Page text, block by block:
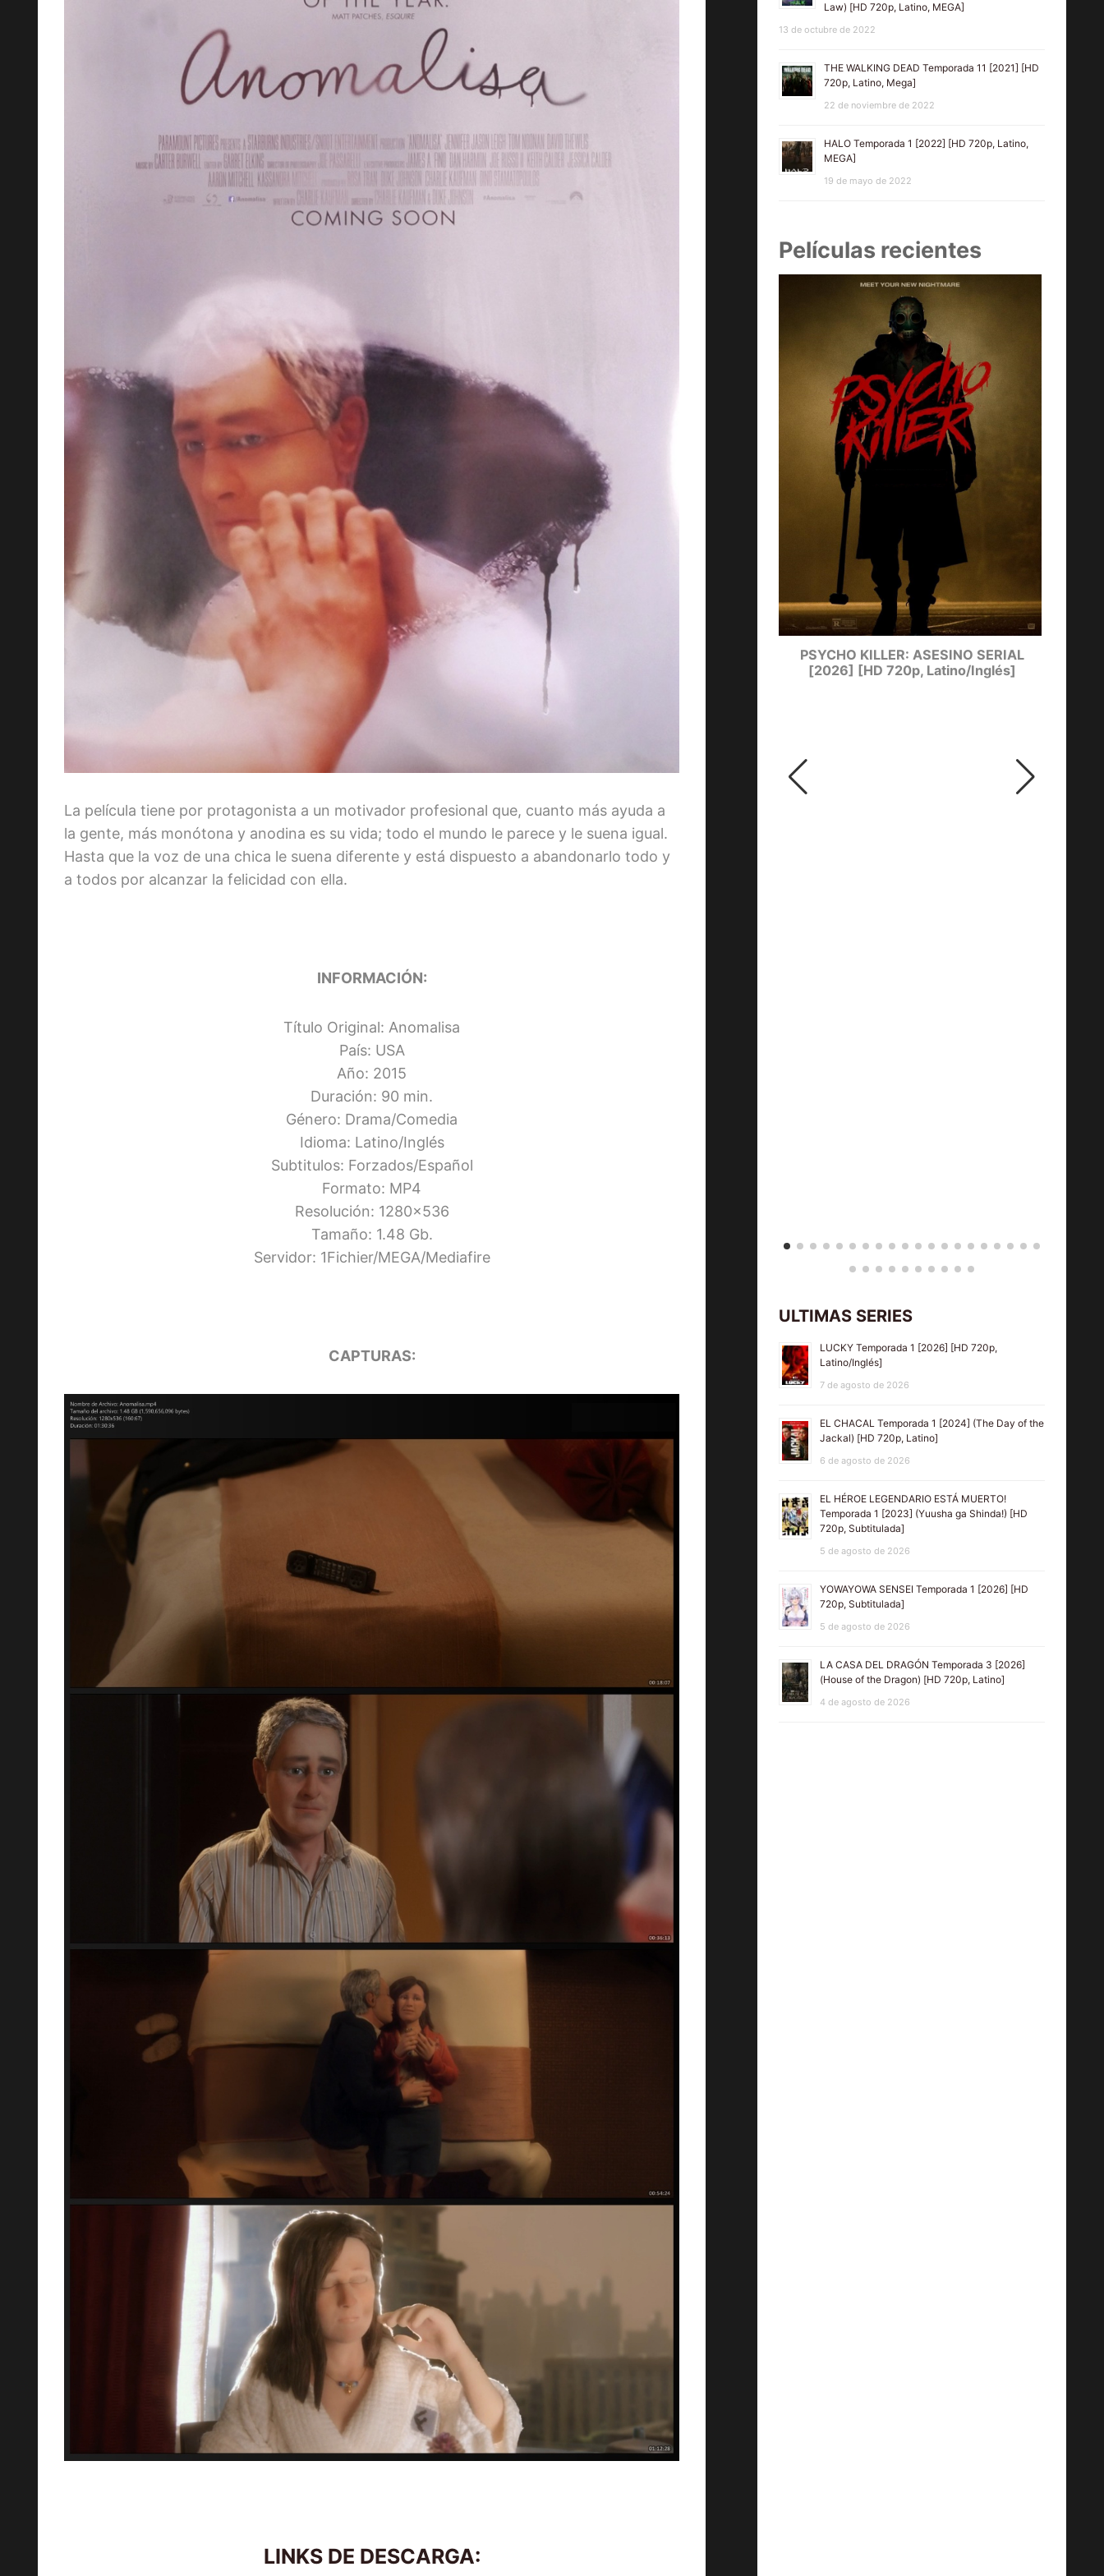
La película tiene por protagonista a un motivador profesional que, cuanto más ayuda a
la gente, más monótona y anodina es su vida; todo el mundo le parece y le suena igual.
Hasta que la voz de una chica le suena diferente y está dispuesto a abandonarlo todo y
a todos por alcanzar la felicidad con ella.
INFORMACIÓN:
Título Original: Anomalisa
País: USA
Año: 2015
Duración: 90 min.
Género: Drama/Comedia
Idioma: Latino/Inglés
Subtitulos: Forzados/Español
Formato: MP4
Resolución: 1280×536
Tamaño: 1.48 Gb.
Servidor: 1Fichier/MEGA/Mediafire
CAPTURAS:
LINKS DE DESCARGA:
Law) [HD 720p, Latino, MEGA]
13 de octubre de 2022
THE WALKING DEAD Temporada 11 [2021] [HD
720p, Latino, Mega]
22 de noviembre de 2022
HALO Temporada 1 [2022] [HD 720p, Latino,
MEGA]
19 de mayo de 2022
Películas recientes
AMOS DEL UNIVERSO [2026] (Masters
of the Universe) [HD 720p,
PSYCHO KILLER: ASESINO SERIAL
[2026] [HD 720p, Latino/Inglés]
ULTIMAS SERIES
LUCKY Temporada 1 [2026] [HD 720p,
Latino/Inglés]
7 de agosto de 2026
EL CHACAL Temporada 1 [2024] (The Day of the
Jackal) [HD 720p, Latino]
6 de agosto de 2026
EL HÉROE LEGENDARIO ESTÁ MUERTO!
Temporada 1 [2023] (Yuusha ga Shinda!) [HD
720p, Subtitulada]
5 de agosto de 2026
YOWAYOWA SENSEI Temporada 1 [2026] [HD
720p, Subtitulada]
5 de agosto de 2026
LA CASA DEL DRAGÓN Temporada 3 [2026]
(House of the Dragon) [HD 720p, Latino]
4 de agosto de 2026